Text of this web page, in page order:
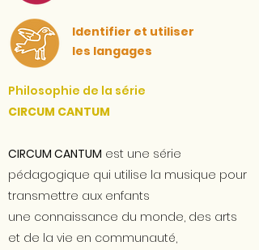
Identifier et utiliser
les langages
Philosophie de la série
CIRCUM CANTUM
CIRCUM CANTUM est une série
pédagogique qui utilise la musique pour
transmettre aux enfants
une connaissance du monde, des arts
et de la vie en communauté,